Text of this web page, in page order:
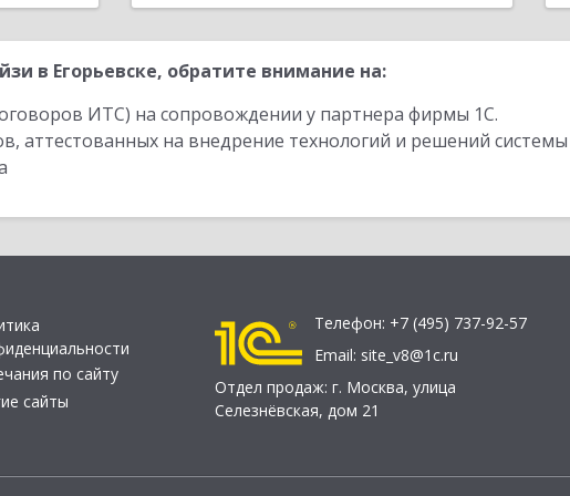
в Егорьевске, обратите внимание на:
ИТС) на сопровождении у партнера фирмы 1С.
аттестованных на внедрение технологий и решений
по сайту
сайты
Телефон: +7 (495) 737-92-57
Email: site_v8@1c.ru
Отдел продаж: г. Москва, улица
Селезнёвская, дом 21